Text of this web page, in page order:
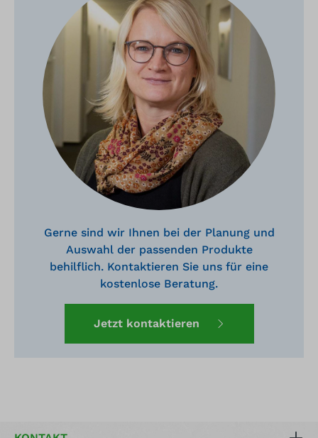
Gerne sind wir Ihnen bei der Planung und
Auswahl der passenden Produkte
behilflich. Kontaktieren Sie uns für eine
kostenlose Beratung.
Jetzt kontaktieren